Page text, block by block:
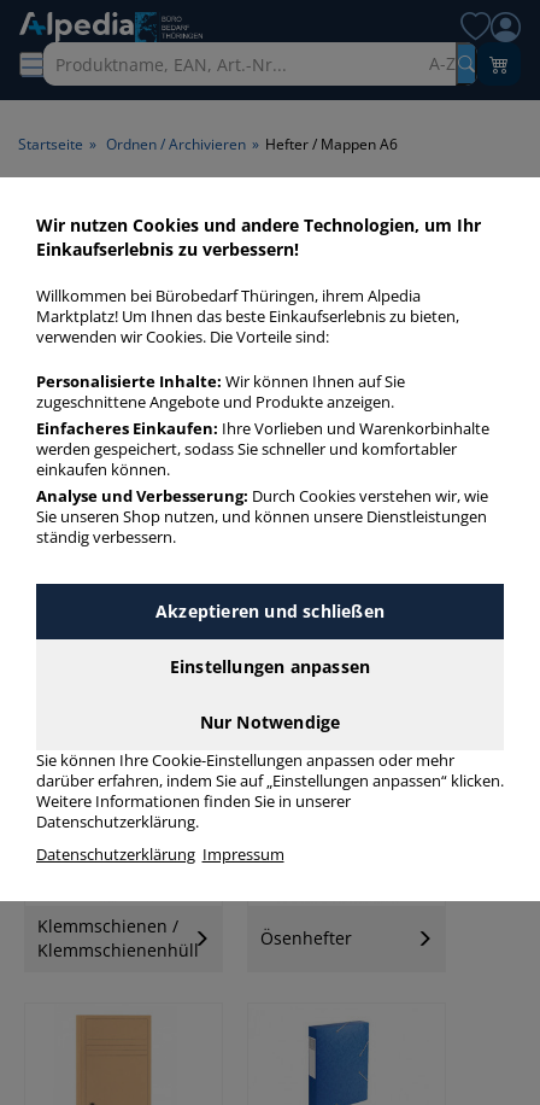
A-Z
Startseite » Ordnen / Archivieren » Hefter / Mappen A6
Hefter / Mappen A6 > Format
A6
Hefter / Mappen A6 in bester Qualität zum günstigen Preis.
Finden Sie schnell Hefter / Mappen A6 mit unserer Filter-
Hefter / Mappen A6
mehr Infos zur Kategorie
Klemmschienen /
Klemmschienenhüllen
Ösenhefter
Wir nutzen Cookies und andere Technologien, um Ihr
Einkaufserlebnis zu verbessern!
Willkommen bei Bürobedarf Thüringen, ihrem Alpedia
Marktplatz! Um Ihnen das beste Einkaufserlebnis zu bieten,
verwenden wir Cookies. Die Vorteile sind:
Personalisierte Inhalte: Wir können Ihnen auf Sie
zugeschnittene Angebote und Produkte anzeigen.
Einfacheres Einkaufen: Ihre Vorlieben und Warenkorbinhalte
werden gespeichert, sodass Sie schneller und komfortabler
einkaufen können.
Analyse und Verbesserung: Durch Cookies verstehen wir, wie
Sie unseren Shop nutzen, und können unsere Dienstleistungen
ständig verbessern.
Akzeptieren und schließen
Einstellungen anpassen
Nur Notwendige
Sie können Ihre Cookie-Einstellungen anpassen oder mehr
darüber erfahren, indem Sie auf „Einstellungen anpassen“ klicken.
Weitere Informationen finden Sie in unserer
Datenschutzerklärung.
Datenschutzerklärung Impressum